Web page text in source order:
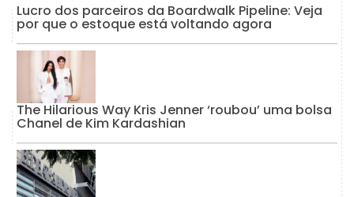
Lucro dos parceiros da Boardwalk Pipeline: Veja
por que o estoque está voltando agora
The Hilarious Way Kris Jenner ‘roubou’ uma bolsa
Chanel de Kim Kardashian